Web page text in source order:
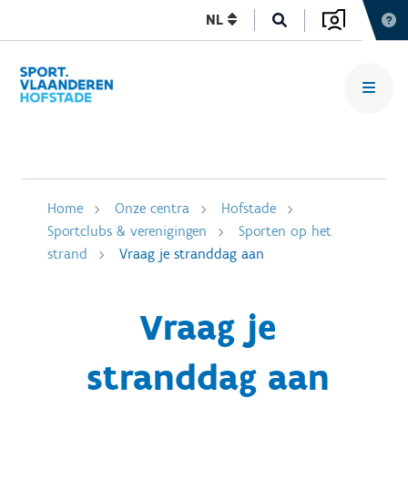
NL
Home Onze centra
Hofstade
Sportclubs & verenigingen
Sporten op het
strand
Vraag je stranddag aan
Vraag je
stranddag aan